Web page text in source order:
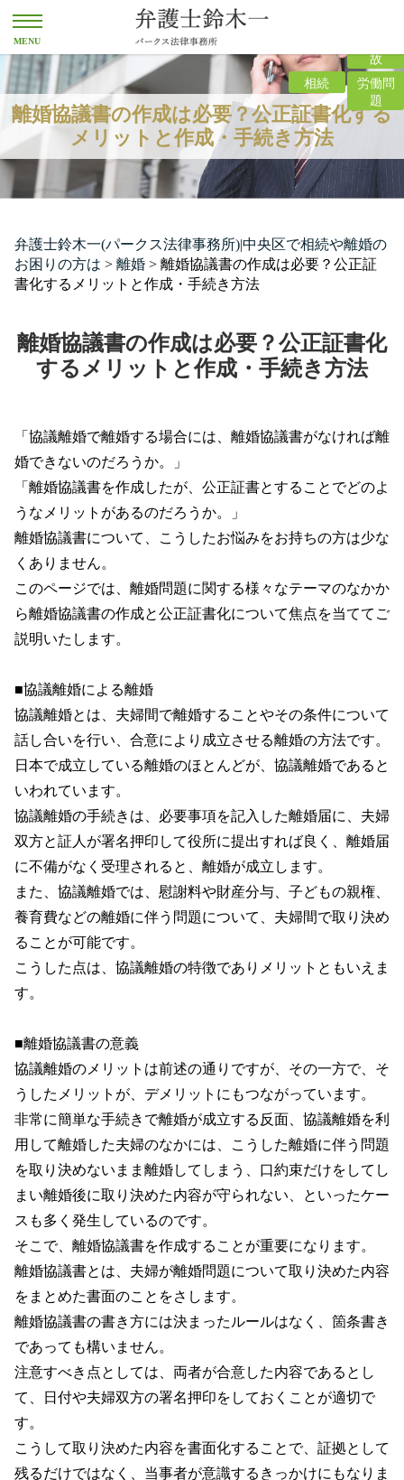
離婚協議書の作成は必要？公正証書化する
メリットと作成・手続き方法
故
相続
労働問
題
弁護士鈴木一(パークス法律事務所)|中央区で相続や離婚の
お困りの方は > 離婚 > 離婚協議書の作成は必要？公正証
書化するメリットと作成・手続き方法
離婚協議書の作成は必要？公正証書化
するメリットと作成・手続き方法
「協議離婚で離婚する場合には、離婚協議書がなければ離
婚できないのだろうか。」
「離婚協議書を作成したが、公正証書とすることでどのよ
うなメリットがあるのだろうか。」
離婚協議書について、こうしたお悩みをお持ちの方は少な
くありません。
このページでは、離婚問題に関する様々なテーマのなかか
ら離婚協議書の作成と公正証書化について焦点を当ててご
説明いたします。
■協議離婚による離婚
協議離婚とは、夫婦間で離婚することやその条件について
話し合いを行い、合意により成立させる離婚の方法です。
日本で成立している離婚のほとんどが、協議離婚であると
いわれています。
協議離婚の手続きは、必要事項を記入した離婚届に、夫婦
双方と証人が署名押印して役所に提出すれば良く、離婚届
に不備がなく受理されると、離婚が成立します。
また、協議離婚では、慰謝料や財産分与、子どもの親権、
養育費などの離婚に伴う問題について、夫婦間で取り決め
ることが可能です。
こうした点は、協議離婚の特徴でありメリットともいえま
す。
■離婚協議書の意義
協議離婚のメリットは前述の通りですが、その一方で、そ
うしたメリットが、デメリットにもつながっています。
非常に簡単な手続きで離婚が成立する反面、協議離婚を利
用して離婚した夫婦のなかには、こうした離婚に伴う問題
を取り決めないまま離婚してしまう、口約束だけをしてし
まい離婚後に取り決めた内容が守られない、といったケー
スも多く発生しているのです。
そこで、離婚協議書を作成することが重要になります。
離婚協議書とは、夫婦が離婚問題について取り決めた内容
をまとめた書面のことをさします。
離婚協議書の書き方には決まったルールはなく、箇条書き
であっても構いません。
注意すべき点としては、両者が合意した内容であるとし
て、日付や夫婦双方の署名押印をしておくことが適切で
す。
こうして取り決めた内容を書面化することで、証拠として
残るだけではなく、当事者が意識するきっかけにもなりま